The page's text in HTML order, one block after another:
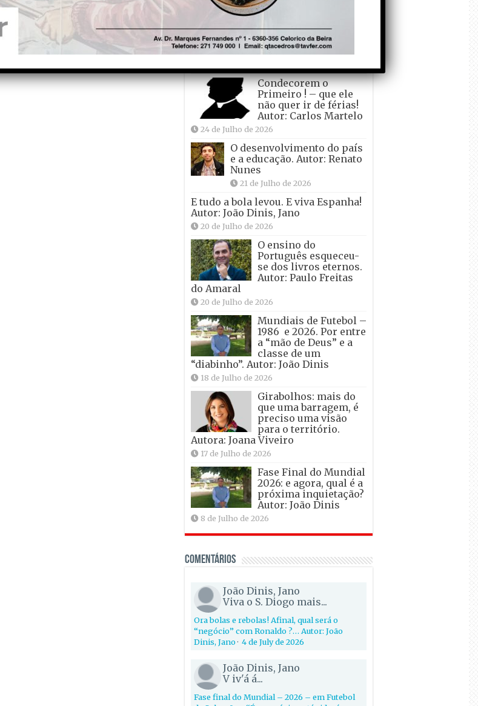
Tadei Pogacar vence o
“Tour” – A “Volta a
França em Bicicleta”
pela quinta vez! Autor:
João Dinis
Condecorem o
Primeiro ! – que ele
não quer ir de férias!
Autor: Carlos Martelo
24 de Julho de 2026
O desenvolvimento do país
e a educação. Autor: Renato
Nunes
21 de Julho de 2026
E tudo a bola levou. E viva Espanha!
Autor: João Dinis, Jano
20 de Julho de 2026
O ensino do
Português esqueceu-
se dos livros eternos.
Autor: Paulo Freitas
do Amaral
20 de Julho de 2026
Mundiais de Futebol –
1986 e 2026. Por entre
a “mão de Deus” e a
classe de um
“diabinho”. Autor: João Dinis
18 de Julho de 2026
Girabolhos: mais do
que uma barragem, é
preciso uma visão
para o território.
Autora: Joana Viveiro
17 de Julho de 2026
Fase Final do Mundial
2026: e agora, qual é a
próxima inquietação?
Autor: João Dinis
8 de Julho de 2026
Comentários
João Dinis, Jano
Viva o S. Diogo mais...
Ora bolas e rebolas! Afinal, qual será o
“negócio” com Ronaldo ?… Autor: João
Dinis, Jano· 4 de July de 2026
João Dinis, Jano
V iv'á á...
Fase final do Mundial – 2026 – em Futebol